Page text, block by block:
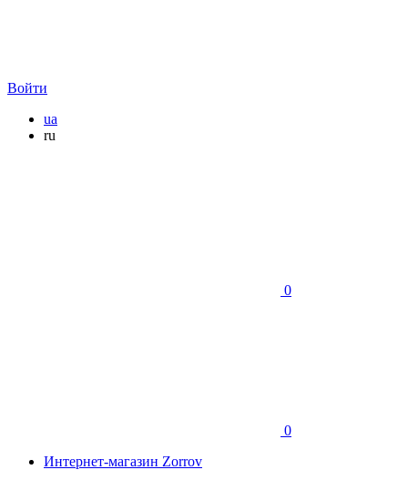
Войти
ua
ru
0
0
Интернет-магазин Zorrov